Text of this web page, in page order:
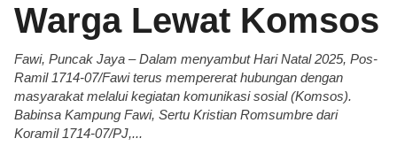
Warga Lewat Komsos
Fawi, Puncak Jaya – Dalam menyambut Hari Natal 2025, Pos-
Ramil 1714-07/Fawi terus mempererat hubungan dengan
masyarakat melalui kegiatan komunikasi sosial (Komsos).
Babinsa Kampung Fawi, Sertu Kristian Romsumbre dari
Koramil 1714-07/PJ,...